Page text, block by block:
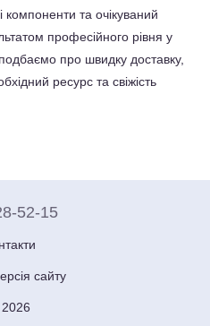
компоненти та очікуваний
професійного рівня у
про швидку доставку,
ресурс та свіжість
52-15
сайту